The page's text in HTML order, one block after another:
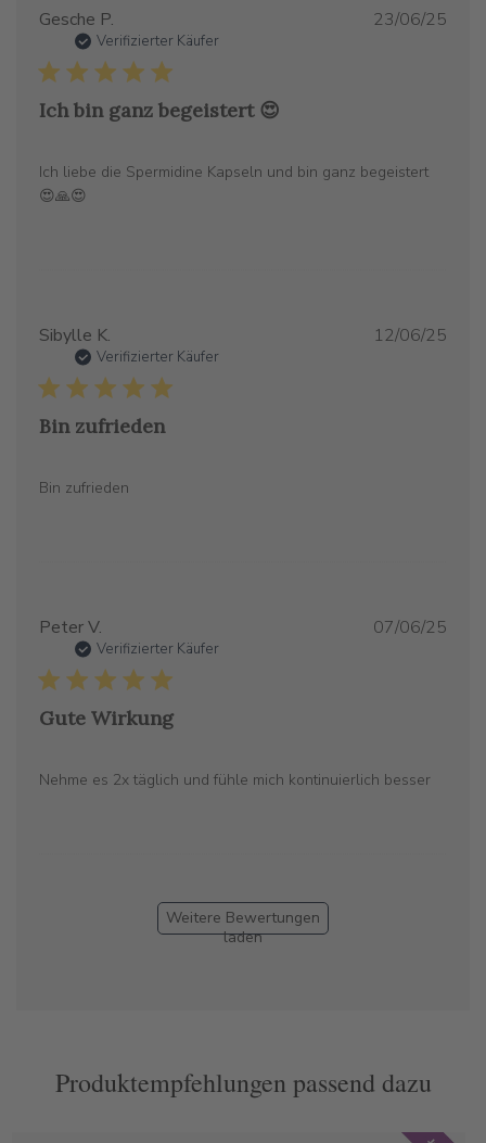
Gesche P.
Verifizierter Käufer
Ich bin ganz begeistert 😍
Ich liebe die Spermidine Kapseln und bin ganz begeistert
😍🙏😍
23/06/25
Sibylle K.
Verifizierter Käufer
Bin zufrieden
Bin zufrieden
12/06/25
Peter V.
Verifizierter Käufer
Gute Wirkung
Nehme es 2x täglich und fühle mich kontinuierlich besser
07/06/25
Weitere Bewertungen
laden
Produktempfehlungen passend dazu